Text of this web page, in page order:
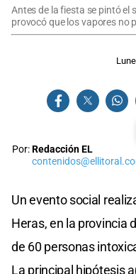
Antes de la fiesta se pintó el
provocó que los vapores no
Por:Redacción EL
Un evento social
Heras, en la provincia
de 60 personas
La principal hipótesis